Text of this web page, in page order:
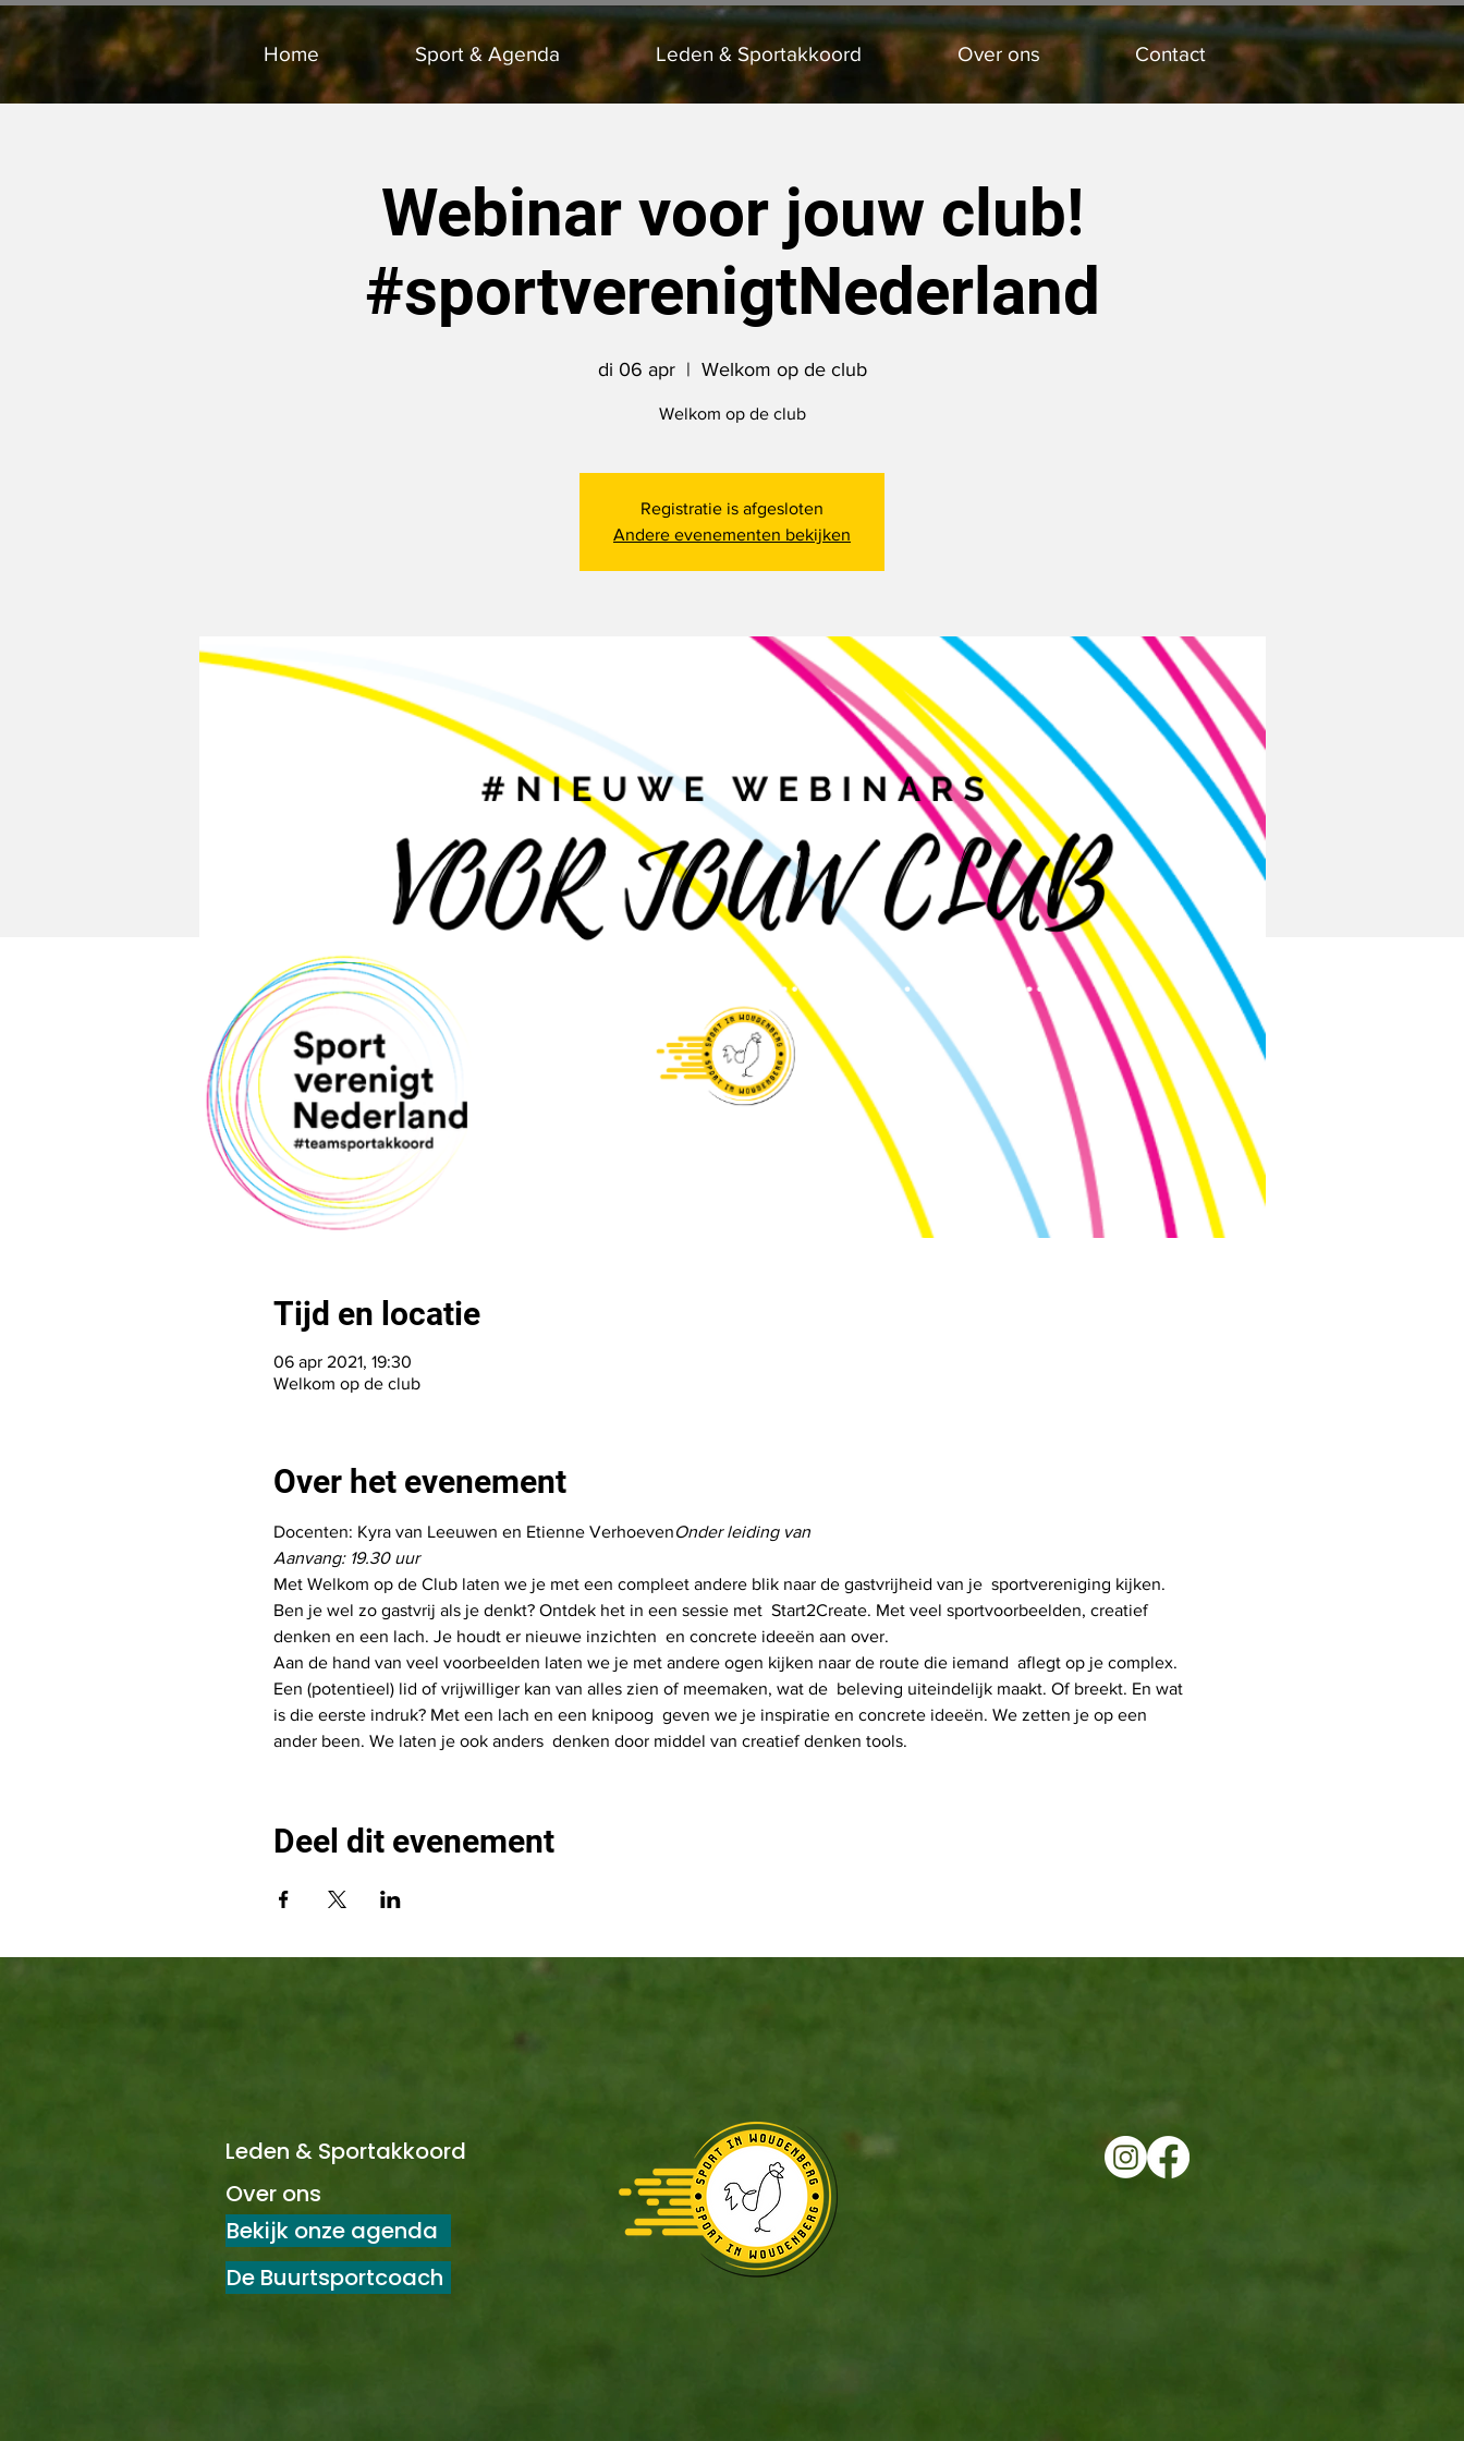
Home Sport & Agenda Leden & Sportakkoord Over ons Contact
Webinar voor jouw club!
#sportverenigtNederland
di 06 apr
  |
Welkom op de club
Welkom op de club
Registratie is afgesloten
Andere evenementen bekijken
Tijd en locatie
06 apr 2021, 19:30
Welkom op de club
Over het evenement
Docenten: Kyra van Leeuwen en Etienne VerhoevenOnder leiding van
Aanvang: 19.30 uur
Met Welkom op de Club laten we je met een compleet andere blik naar de gastvrijheid van je  sportvereniging kijken.
Ben je wel zo gastvrij als je denkt? Ontdek het in een sessie met  Start2Create. Met veel sportvoorbeelden, creatief
denken en een lach. Je houdt er nieuwe inzichten  en concrete ideeën aan over.
Aan de hand van veel voorbeelden laten we je met andere ogen kijken naar de route die iemand  aflegt op je complex.
Een (potentieel) lid of vrijwilliger kan van alles zien of meemaken, wat de  beleving uiteindelijk maakt. Of breekt. En wat
is die eerste indruk? Met een lach en een knipoog  geven we je inspiratie en concrete ideeën. We zetten je op een
ander been. We laten je ook anders  denken door middel van creatief denken tools.
Deel dit evenement
Leden & Sportakkoord
Over ons
Bekijk onze agenda
De Buurtsportcoach